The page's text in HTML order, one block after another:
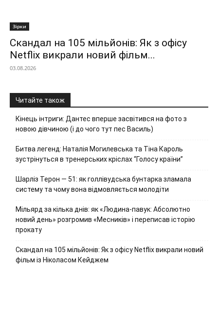
Зірки
Скандал на 105 мільйонів: Як з офісу
Netflix викрали новий фільм...
03.08.2026
Читайте також
Кінець інтриги: Дантес вперше засвітився на фото з
новою дівчиною (і до чого тут пес Василь)
Битва легенд: Наталія Могилевська та Тіна Кароль
зустрінуться в тренерських кріслах “Голосу країни”
Шарліз Терон — 51: як голлівудська бунтарка зламала
систему та чому вона відмовляється молодіти
Мільярд за кілька днів: як «Людина-павук: Абсолютно
новий день» розгромив «Месників» і переписав історію
прокату
Скандал на 105 мільйонів: Як з офісу Netflix викрали новий
фільм із Ніколасом Кейджем